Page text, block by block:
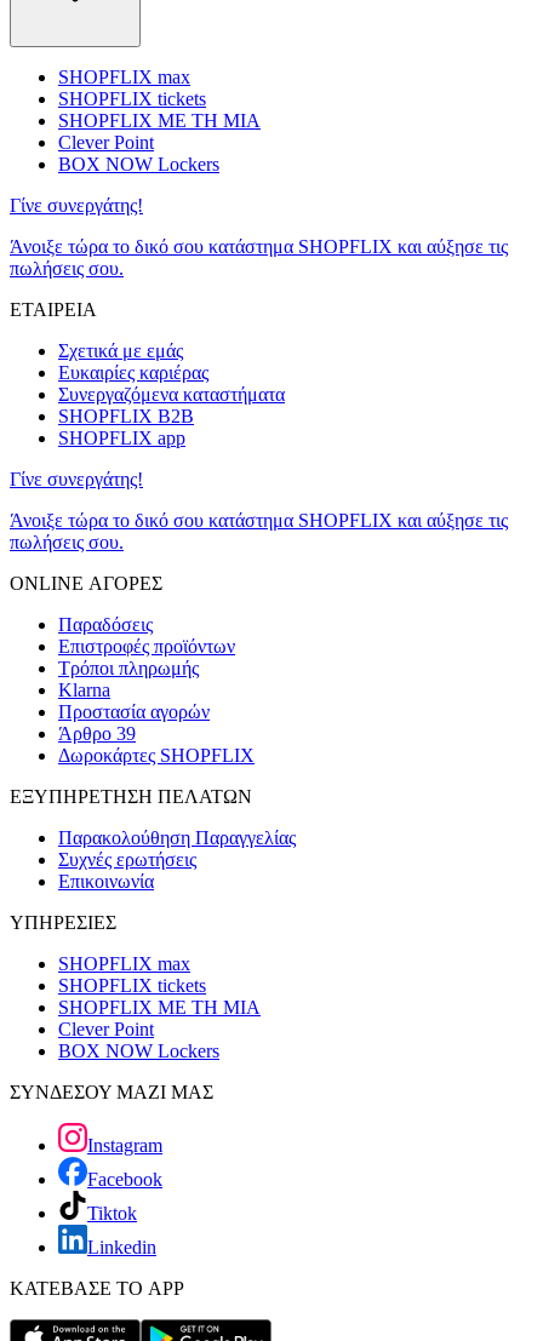
SHOPFLIX max
SHOPFLIX tickets
SHOPFLIX ΜΕ ΤΗ ΜΙΑ
Clever Point
BOX NOW Lockers
Γίνε συνεργάτης!
Άνοιξε τώρα το δικό σου κατάστημα SHOPFLIX και αύξησε τις
πωλήσεις σου.
ΕΤΑΙΡΕΙΑ
Σχετικά με εμάς
Ευκαιρίες καριέρας
Συνεργαζόμενα καταστήματα
SHOPFLIX B2B
SHOPFLIX app
Γίνε συνεργάτης!
Άνοιξε τώρα το δικό σου κατάστημα SHOPFLIX και αύξησε τις
πωλήσεις σου.
ONLINE ΑΓΟΡΕΣ
Παραδόσεις
Επιστροφές προϊόντων
Τρόποι πληρωμής
Klarna
Προστασία αγορών
Άρθρο 39
Δωροκάρτες SHOPFLIX
ΕΞΥΠΗΡΕΤΗΣΗ ΠΕΛΑΤΩΝ
Παρακολούθηση Παραγγελίας
Συχνές ερωτήσεις
Επικοινωνία
ΥΠΗΡΕΣΙΕΣ
SHOPFLIX max
SHOPFLIX tickets
SHOPFLIX ΜΕ ΤΗ ΜΙΑ
Clever Point
BOX NOW Lockers
ΣΥΝΔΕΣΟΥ ΜΑΖΙ ΜΑΣ
Instagram
Facebook
Tiktok
Linkedin
ΚΑΤΕΒΑΣΕ ΤΟ APP